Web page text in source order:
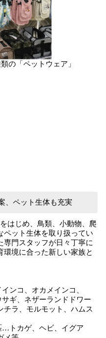
の「ペットウェア」
、ペット生体も充実
はじめ、鳥類、小動物、爬
ペット生体を取り扱ってい
専門スタッフが日々丁寧に
境に合った新しい家族と
ンコ、オカメインコ、
ギ、ネザーランドドワー
チラ、モルモット、ハムス
…トカゲ、ヘビ、イグア